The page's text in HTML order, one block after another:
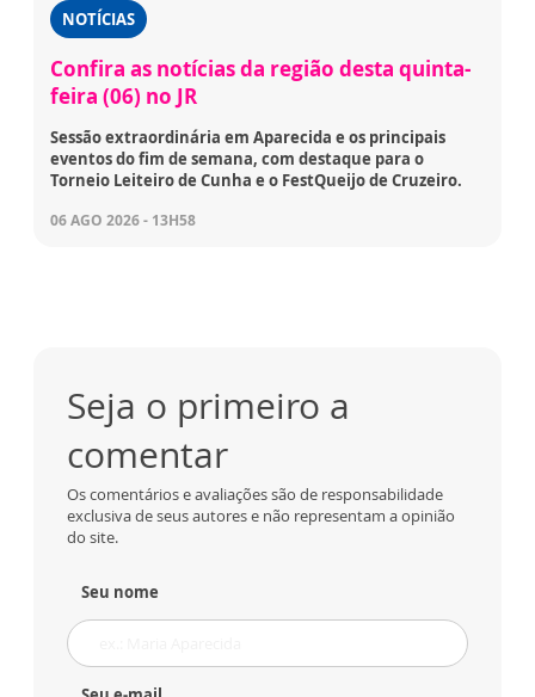
NOTÍCIAS
Confira as notícias da região desta quinta-
feira (06) no JR
Sessão extraordinária em Aparecida e os principais
eventos do fim de semana, com destaque para o
Torneio Leiteiro de Cunha e o FestQueijo de Cruzeiro.
06 AGO 2026 - 13H58
Seja o primeiro a
comentar
Os comentários e avaliações são de responsabilidade
exclusiva de seus autores e não representam a opinião
do site.
Seu nome